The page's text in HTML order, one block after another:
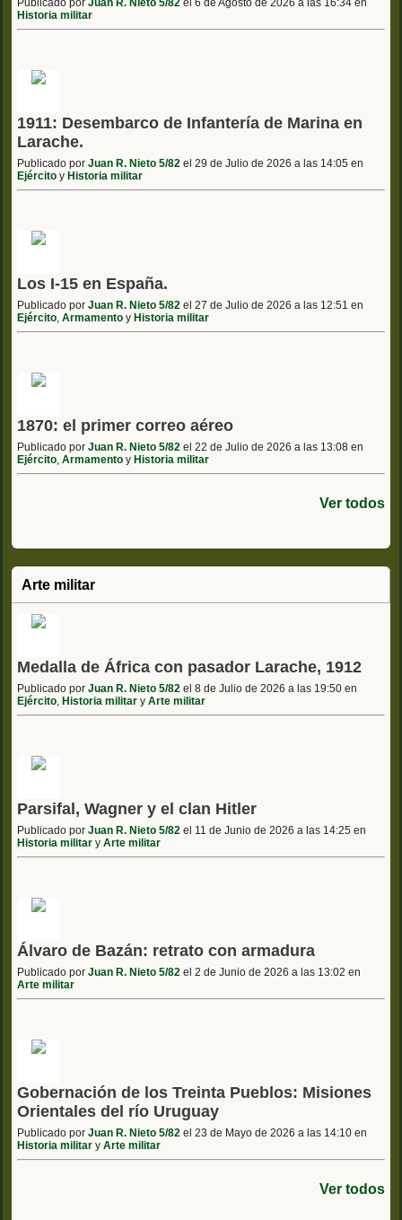
Historia militar
1911: Desembarco de Infantería de Marina en
Larache.
Publicado por Juan R. Nieto 5/82 el 29 de Julio de 2026 a las 14:05 en
Ejército y Historia militar
Los I-15 en España.
Publicado por Juan R. Nieto 5/82 el 27 de Julio de 2026 a las 12:51 en
Ejército Armamento y Historia militar
1870: el primer correo aéreo
Publicado por Juan R. Nieto 5/82 el 22 de Julio de 2026 a las 13:08 en
Ejército Armamento y Historia militar
Ver todos
Arte militar
Medalla de África con pasador Larache, 1912
Publicado por Juan R. Nieto 5/82 el 8 de Julio de 2026 a las 19:50 en
Ejército Historia militar y Arte militar
Parsifal, Wagner y el clan Hitler
Publicado por Juan R. Nieto 5/82 el 11 de Junio de 2026 a las 14:25 en
Historia militar y Arte militar
Álvaro de Bazán: retrato con armadura
Publicado por Juan R. Nieto 5/82 el 2 de Junio de 2026 a las 13:02 en
Arte militar
Gobernación de los Treinta Pueblos: Misiones
Orientales del río Uruguay
Publicado por Juan R. Nieto 5/82 el 23 de Mayo de 2026 a las 14:10 en
Historia militar y Arte militar
Ver todos